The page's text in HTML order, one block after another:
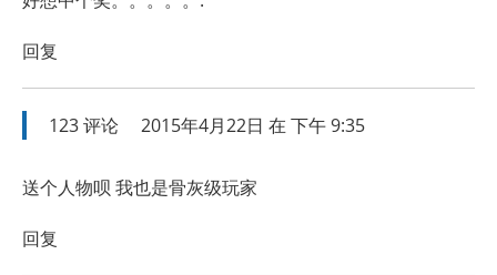
回复
123评论 2015年4月22日 在 下午 9:35
送个人物呗 我也是骨灰级玩家
回复